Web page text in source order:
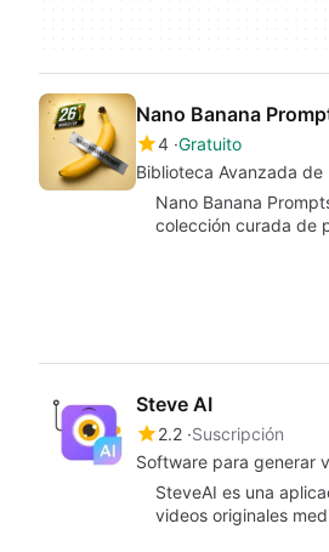
Nano Banana
4 Gratuito
Biblioteca Avanzada de
Nano Banana
colección curada de
Steve AI
2.2 Suscripción
Software para generar
SteveAI es una
videos originales